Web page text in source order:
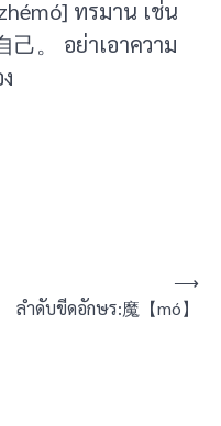
ทรมาน เช่น
。 อย่าเอาความ
ลำดับขีดอักษร:魔【mó】
⟶